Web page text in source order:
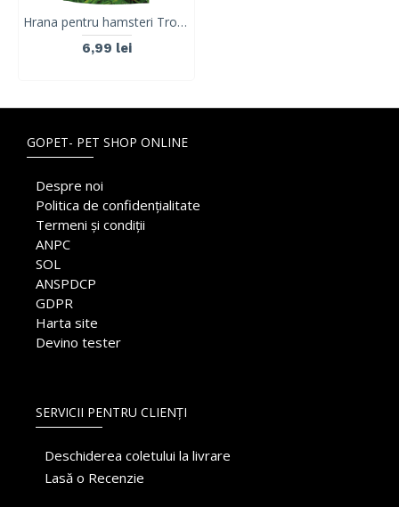
Hrana pentru hamsteri Tropifit Premium Mini Hamster, 150 g
6,99 lei
GOPET- PET SHOP ONLINE
Despre noi
Politica de confidențialitate
Termeni și condiții
ANPC
SOL
ANSPDCP
GDPR
Harta site
Devino tester
SERVICII PENTRU CLIENȚI
Deschiderea coletului la livrare
Lasă o Recenzie